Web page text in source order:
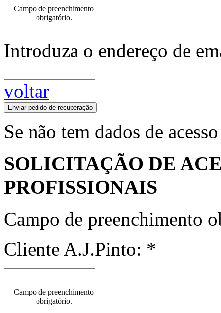
Campo de preenchimento
obrigatório.
Introduza o endereço de
voltar
Enviar pedido de recuperação
Se não tem dados de
SOLICITAÇÃO DE
PROFISSIONAIS
Campo de preenchimento
Cliente A.J.Pinto: *
Campo de preenchimento
obrigatório.